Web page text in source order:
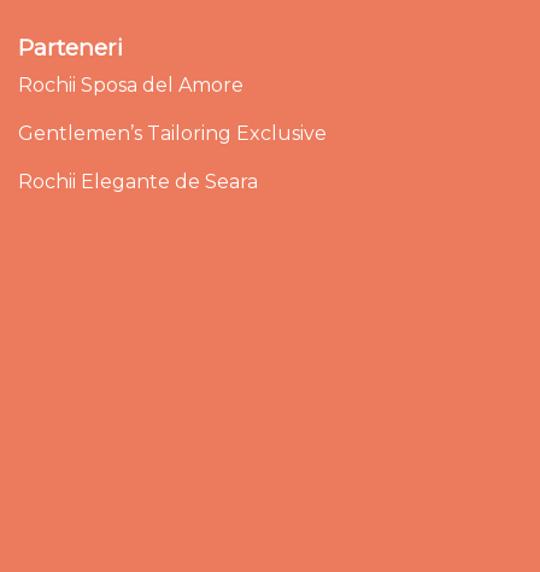
Parteneri
Rochii Sposa del Amore
Gentlemen’s Tailoring Exclusive
Rochii Elegante de Seara